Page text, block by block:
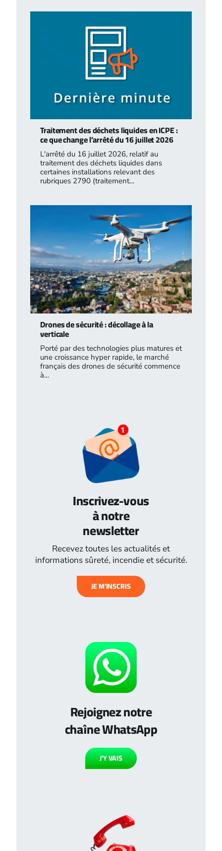
Traitement des déchets liquides en ICPE :
ce que change l’arrêté du 16 juillet 2026
L'arrêté du 16 juillet 2026, relatif au
traitement des déchets liquides dans
certaines installations relevant des
rubriques 2790 (traitement…
Drones de sécurité : décollage à la
verticale
Porté par des technologies plus matures et
une croissance hyper rapide, le marché
français des drones de sécurité commence
à…
Inscrivez-vous
à notre
newsletter
Recevez toutes les actualités et
informations sûreté, incendie et sécurité.
JE M’INSCRIS
Rejoignez notre
chaîne WhatsApp
J’Y VAIS